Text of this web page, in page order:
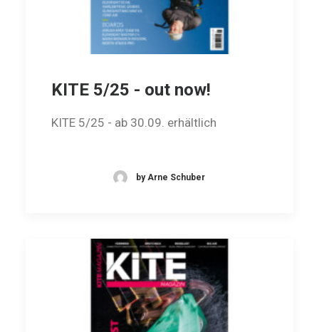
KITE 5/25 - out now!
KITE 5/25 - ab 30.09. erhältlich
by Arne Schuber